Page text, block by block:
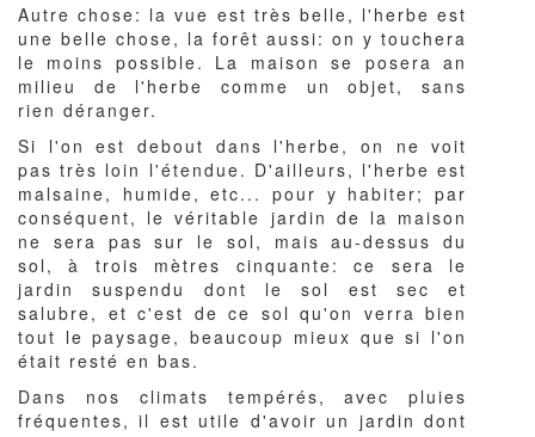
Autre chose: la vue est très belle, l'herbe est
une belle chose, la forêt aussi: on y touchera
le moins possible. La maison se posera an
milieu de l'herbe comme un objet, sans
rien déranger.
Si l'on est debout dans l'herbe, on ne voit
pas très loin l'étendue. D'ailleurs, l'herbe est
malsaine, humide, etc... pour y habiter; par
conséquent, le véritable jardin de la maison
ne sera pas sur le sol, mais au-dessus du
sol, à trois mètres cinquante: ce sera le
jardin suspendu dont le sol est sec et
salubre, et c'est de ce sol qu'on verra bien
tout le paysage, beaucoup mieux que si l'on
était resté en bas.
Dans nos climats tempérés, avec pluies
fréquentes, il est utile d'avoir un jardin dont